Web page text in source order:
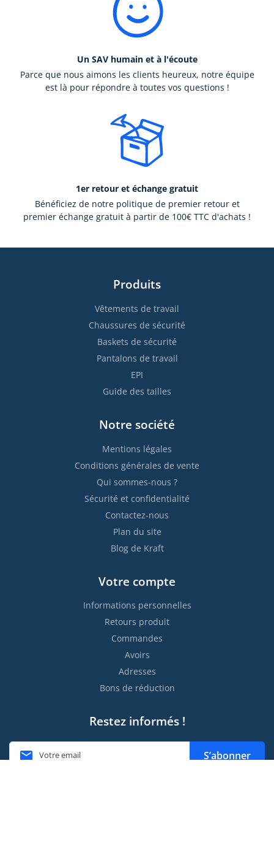
Un SAV humain et à l'écoute
Parce que nous aimons les clients heureux, notre équipe
est là pour répondre à toutes vos questions !
1er retour et échange gratuit
Bénéficiez de notre politique de premier retour et
premier échange gratuit à partir de 100€ TTC d'achats !
Produits
Vêtements de travail
Chaussures de sécurité
Baskets de sécurité
Pantalons de travail
EPI
Guide des tailles
Notre société
Mentions légales
Conditions générales de vente
Qui sommes-nous ?
Sécurité et confidentialité
Contactez-nous
Plan du site
Blog de Kraft
Votre compte
Informations personnelles
Retours produit
Commandes
Avoirs
Adresses
Bons de réduction
Restez informés !
 S’abonner